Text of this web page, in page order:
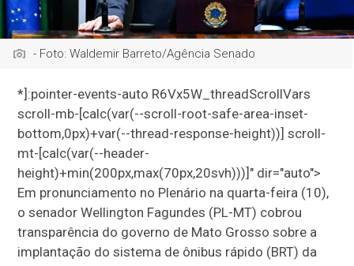
- Foto: Waldemir Barreto/Agência Senado
*]:pointer-events-auto R6Vx5W_threadScrollVars
scroll-mb-[calc(var(--scroll-root-safe-area-inset-
bottom,0px)+var(--thread-response-height))] scroll-
mt-[calc(var(--header-
height)+min(200px,max(70px,20svh)))]" dir="auto">
Em pronunciamento no Plenário na quarta-feira (10),
o senador Wellington Fagundes (PL-MT) cobrou
transparência do governo de Mato Grosso sobre a
implantação do sistema de ônibus rápido (BRT) da